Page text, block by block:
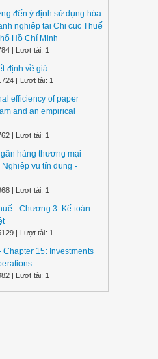
đến ý định sử dụng hóa
nghiệp tại Chi cục Thuế
Hồ Chí Minh
| Lượt tải: 1
định về giá
| Lượt tải: 1
efficiency of paper
and an empirical
| Lượt tải: 1
hàng thương mại -
vụ tín dụng -
| Lượt tải: 1
- Chương 3: Kế toán
| Lượt tải: 1
Chapter 15: Investments
| Lượt tải: 1